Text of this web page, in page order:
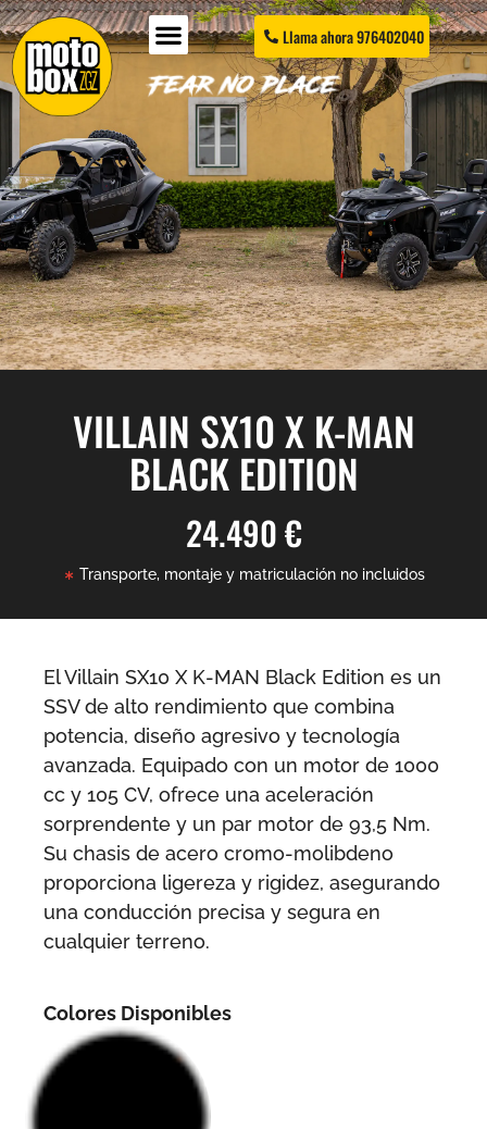
Llama ahora 976402040
VILLAIN SX10 X K-MAN
BLACK EDITION
24.490 €
Transporte, montaje y matriculación no incluidos
El Villain SX10 X K-MAN Black Edition es un
SSV de alto rendimiento que combina
potencia, diseño agresivo y tecnología
avanzada. Equipado con un motor de 1000
cc y 105 CV, ofrece una aceleración
sorprendente y un par motor de 93,5 Nm.
Su chasis de acero cromo-molibdeno
proporciona ligereza y rigidez, asegurando
una conducción precisa y segura en
cualquier terreno.
Colores Disponibles